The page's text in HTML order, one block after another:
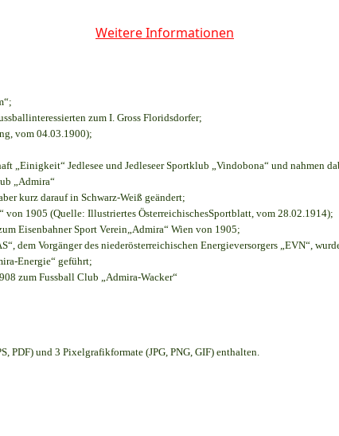
Weitere Informationen
zum I. Gross Floridsdorfer;
vom 04.03.1900);
„Einigkeit“ Jedlesee und Jedleseer Sportklub „Vindobona“ und nahmen
„Admira“
kurz darauf in Schwarz-Weiß geändert;
von 1905 (Quelle: Illustriertes ÖsterreichischesSportblatt, vom 28.02.1914);
Eisenbahner Sport Verein„Admira“ Wien von 1905;
dem Vorgänger des niederösterreichischen Energieversorgers „EVN“,
Energie“ geführt;
zum Fussball Club „Admira-Wacker“
PDF) und 3 Pixelgrafikformate (JPG, PNG, GIF) enthalten.